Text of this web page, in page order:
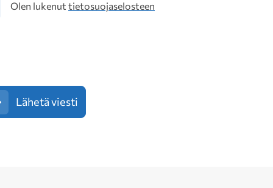
Olen lukenut tietosuojaselosteen
Lähetä viesti